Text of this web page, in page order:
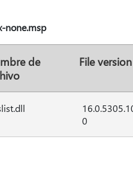
none.msp
de
File version
0